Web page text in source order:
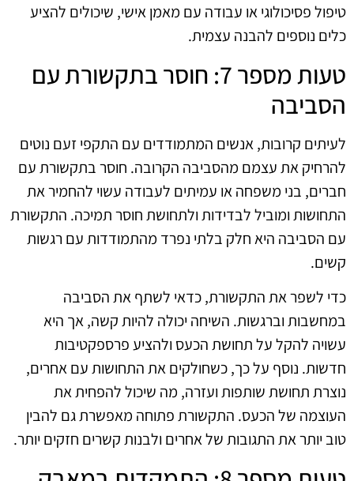
טיפול פסיכולוגי או עבודה עם מאמן אישי, שיכולים להציע
כלים נוספים להבנה עצמית.
טעות מספר 7: חוסר בתקשורת עם
הסביבה
לעיתים קרובות, אנשים המתמודדים עם התקפי זעם נוטים
להרחיק את עצמם מהסביבה הקרובה. חוסר בתקשורת עם
חברים, בני משפחה או עמיתים לעבודה עשוי להחמיר את
התחושות ומוביל לבדידות ולתחושת חוסר תמיכה. התקשורת
עם הסביבה היא חלק בלתי נפרד מהתמודדות עם רגשות
קשים.
כדי לשפר את התקשורת, כדאי לשתף את הסביבה
במחשבות וברגשות. השיחה יכולה להיות קשה, אך היא
עשויה להקל על תחושת הכעס ולהציע פרספקטיבות
חדשות. נוסף על כך, כשחולקים את התחושות עם אחרים,
נוצרת תחושת שותפות ועזרה, מה שיכול להפחית את
העוצמה של הכעס. התקשורת פתוחה מאפשרת גם להבין
טוב יותר את התגובות של אחרים ולבנות קשרים חזקים יותר.